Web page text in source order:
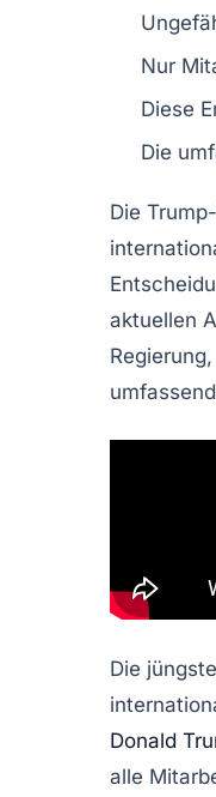
Nur
Diese
Die
Die
aktuellen
Regierung,
Die
Donald
alle